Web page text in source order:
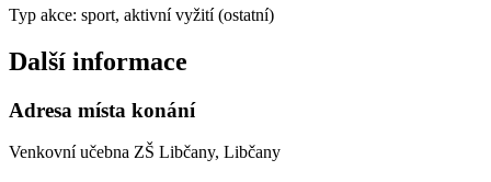
Typ akce: sport, aktivní vyžití (ostatní)
Další informace
Adresa místa konání
Venkovní učebna ZŠ Libčany, Libčany